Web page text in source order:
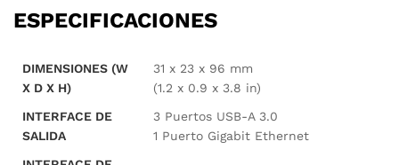
ESPECIFICACIONES
DIMENSIONES (W
X D X H)
31 x 23 x 96 mm
(1.2 x 0.9 x 3.8 in)
INTERFACE DE
SALIDA
3 Puertos USB-A 3.0
1 Puerto Gigabit Ethernet